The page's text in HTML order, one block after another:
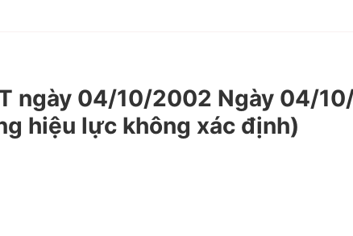
ngày 04/10/2002 Ngày 04/
hiệu lực không xác định)